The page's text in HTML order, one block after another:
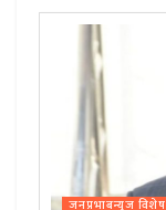
जनप्रभाबन्युज विशेष